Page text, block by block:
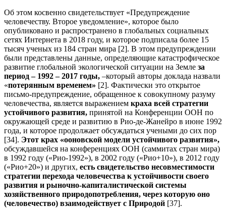
Об этом косвенно свидетельствует «Предупреждение
человечеству. Второе уведомление», которое было
опубликовано и распространено в глобальных социальных
сетях Интернета в 2018 году, и которое подписала более 15
тысяч ученых из 184 стран мира [2]. В этом предупреждении
были представлены данные, определяющие катастрофическое
развитие глобальной экологической ситуации на Земле за
период – 1992 – 2017 годы, –который авторы доклада назвали
«потерянным временем» [2]. Фактически это открытое
письмо-предупреждение, обращенное к совокупному разуму
человечества, является выражением краха всей стратегии
устойчивого развития, принятой на Конференции ООН по
окружающей среде и развитию в Рио-де-Жанейро в июне 1992
года, и которое продолжает обсуждаться учеными до сих пор
[34]. Этот крах «ооновской модели устойчивого развития»,
обсуждавшейся на конференциях ООН (саммитах стран мира)
в 1992 году («Рио-1992»), в 2002 году («Рио+10»), в 2012 году
(«Рио+20») и других, есть свидетельство несовместимости
стратегии перехода человечества к устойчивости своего
развития и рыночно-капиталистической системы
хозяйственного природопотребления, через которую оно
(человечество) взаимодействует с Природой [37].